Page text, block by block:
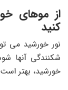
از موهای
کنید
نور خورشید می
شکنندگی آنها
خورشید، بهتر